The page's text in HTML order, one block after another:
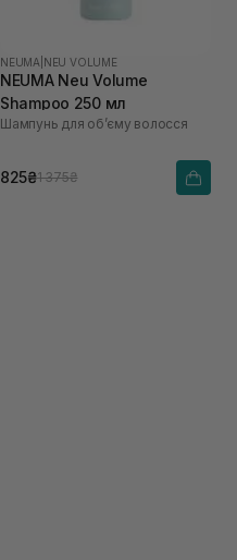
NEUMA NEU VOLUME
NEUMA Neu Volume
Shampoo 250 мл
Шампунь для обʼєму волосся
825₴1 375₴